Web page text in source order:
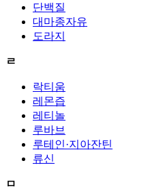
단백질
대마종자유
도라지
ㄹ
락티움
레몬즙
레티놀
루바브
루테인·지아잔틴
류신
ㅁ